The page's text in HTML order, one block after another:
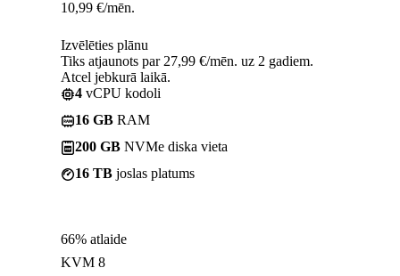
10,99 €/mēn.
Izvēlēties plānu
Tiks atjaunots par 27,99 €/mēn. uz 2 gadiem.
Atcel jebkurā laikā.
4 vCPU kodoli
16 GB RAM
200 GB NVMe diska vieta
16 TB joslas platums
66% atlaide
KVM 8